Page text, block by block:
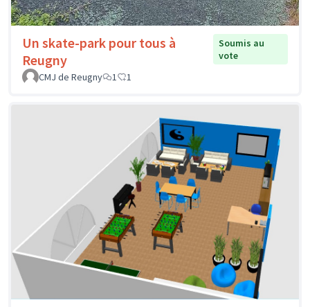
Un skate-park pour tous à
Reugny
Soumis au
vote
CMJ de Reugny
1 1